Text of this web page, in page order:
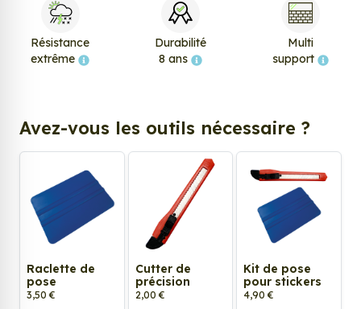
Résistance
extrême
Durabilité
8 ans
Multi
support
Avez-vous les outils nécessaire ?
Raclette de
pose
3,50 €
Cutter de
précision
2,00 €
Kit de pose
pour stickers
4,90 €